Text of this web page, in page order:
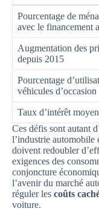
Pourcentage de
avec le financement
Augmentation des
depuis 2015
Pourcentage
véhicules d’occasion
Taux d’intérêt
Ces défis sont autant
l’industrie automobile
doivent redoubler
exigences des
conjoncture
l’avenir du marché
réguler les coûts
voiture.